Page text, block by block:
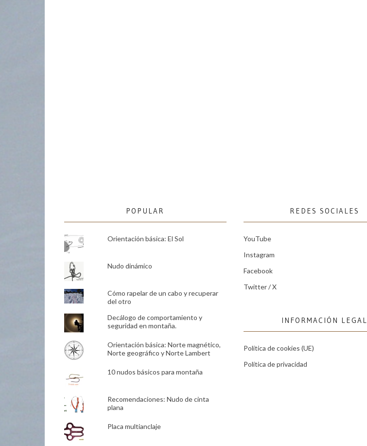
POPULAR
Orientación básica: El Sol
Nudo dinámico
Cómo rapelar de un cabo y recuperar
del otro
Decálogo de comportamiento y
seguridad en montaña.
Orientación básica: Norte magnético,
Norte geográfico y Norte Lambert
10 nudos básicos para montaña
Recomendaciones: Nudo de cinta
plana
Placa multianclaje
REDES SOCIALES
YouTube
Instagram
Facebook
Twitter / X
INFORMACIÓN LEGAL
Política de cookies (UE)
Política de privacidad